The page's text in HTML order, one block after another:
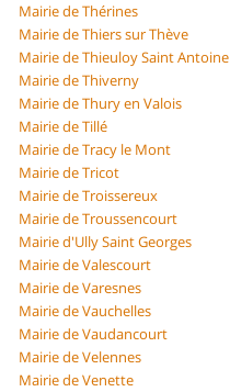
Mairie de Thérines
Mairie de Thiers sur Thève
Mairie de Thieuloy Saint Antoine
Mairie de Thiverny
Mairie de Thury en Valois
Mairie de Tillé
Mairie de Tracy le Mont
Mairie de Tricot
Mairie de Troissereux
Mairie de Troussencourt
Mairie d'Ully Saint Georges
Mairie de Valescourt
Mairie de Varesnes
Mairie de Vauchelles
Mairie de Vaudancourt
Mairie de Velennes
Mairie de Venette